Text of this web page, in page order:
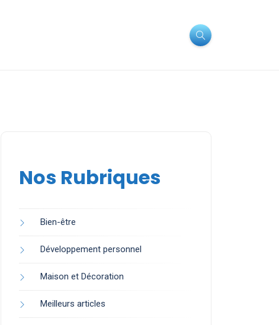
Nos Rubriques
Bien-être
Développement personnel
Maison et Décoration
Meilleurs articles